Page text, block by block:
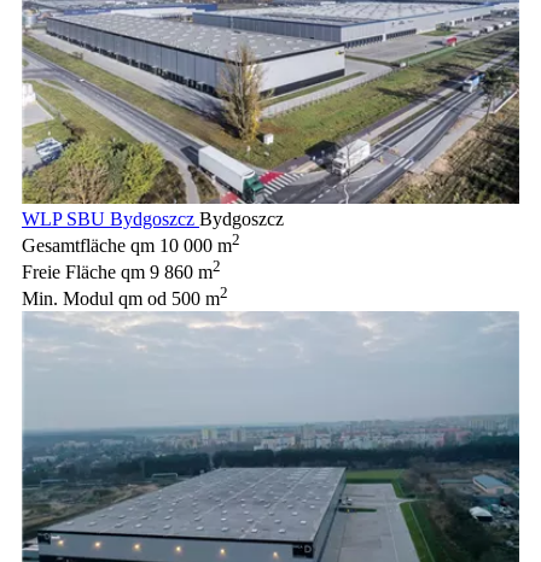
WLP SBU Bydgoszcz Bydgoszcz
Gesamtfläche qm 10 000 m2
Freie Fläche qm 9 860 m2
Min. Modul qm od 500 m2